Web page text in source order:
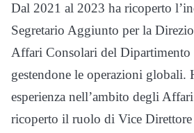
Dal 2021 al 2023 ha ricoperto
Segretario Aggiunto per la
Affari Consolari del Dipartimento
gestendone le operazioni globali.
esperienza nell’ambito degli
ricoperto il ruolo di Vice